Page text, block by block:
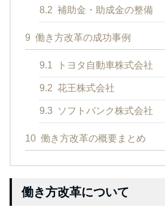
8.2 補助金・助成金の整備
9 働き方改革の成功事例
9.1 トヨタ自動車株式会社
9.2 花王株式会社
9.3 ソフトバンク株式会社
10 働き方改革の概要まとめ
働き方改革について